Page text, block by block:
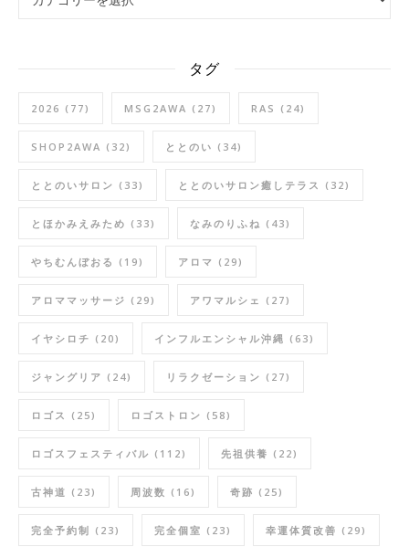
タグ
2026 (77) MSG2AWA (27) RAS (24)
SHOP2AWA (32) ととのい (34)
ととのいサロン (33) ととのいサロン癒しテラス (32)
とほかみえみため (33) なみのりふね (43)
やちむんぼおる (19) アロマ (29)
アロママッサージ (29) アワマルシェ (27)
イヤシロチ (20) インフルエンシャル沖縄 (63)
ジャングリア (24) リラクゼーション (27)
ロゴス (25) ロゴストロン (58)
ロゴスフェスティバル (112) 先祖供養 (22)
古神道 (23) 周波数 (16) 奇跡 (25)
完全予約制 (23) 完全個室 (23) 幸運体質改善 (29)